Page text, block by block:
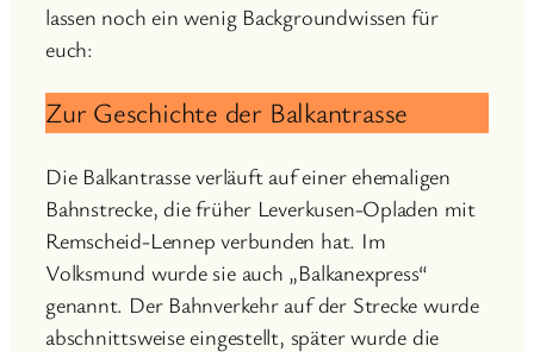
lassen noch ein wenig Backgroundwissen für
euch:
Zur Geschichte der Balkantrasse
Die Balkantrasse verläuft auf einer ehemaligen
Bahnstrecke, die früher Leverkusen-Opladen mit
Remscheid-Lennep verbunden hat. Im
Volksmund wurde sie auch „Balkanexpress“
genannt. Der Bahnverkehr auf der Strecke wurde
abschnittsweise eingestellt, später wurde die